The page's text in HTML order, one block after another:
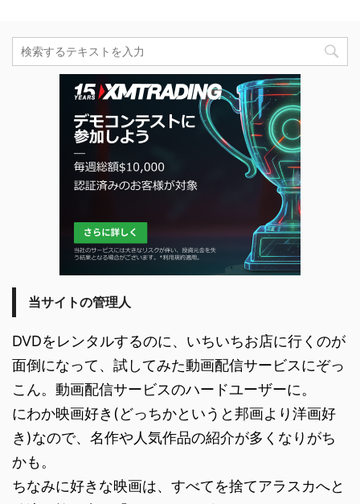
当サイトの管理人
DVDをレンタルするのに、いちいちお店に行くのが
面倒になって、試してみた動画配信サービスにぞっ
こん。動画配信サービスのハードユーザーに。
にわか映画好き(どっちかというと邦画より洋画好
き)なので、名作や人気作品の紹介が多くなりがち
かも。
ちなみに好きな映画は、すべてを捨てアラスカへと